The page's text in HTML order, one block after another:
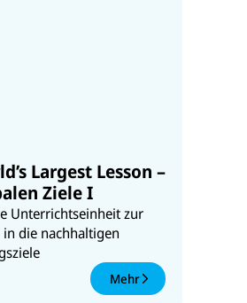
Largest Lesson –
Ziele I
Unterrichtseinheit zur
die nachhaltigen
Mehr